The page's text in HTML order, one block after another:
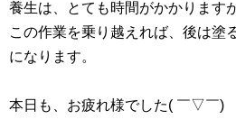
養生は、とても時間がかかりますが
この作業を乗り越えれば、後は塗
になります。
本日も、お疲れ様でした( ￣▽￣)